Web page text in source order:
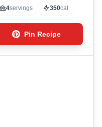
4servings 350cal
Pin Recipe